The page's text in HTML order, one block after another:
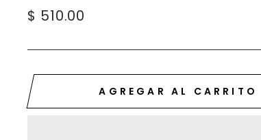
Precio
$ 510.00
AGREGAR AL CARRITO